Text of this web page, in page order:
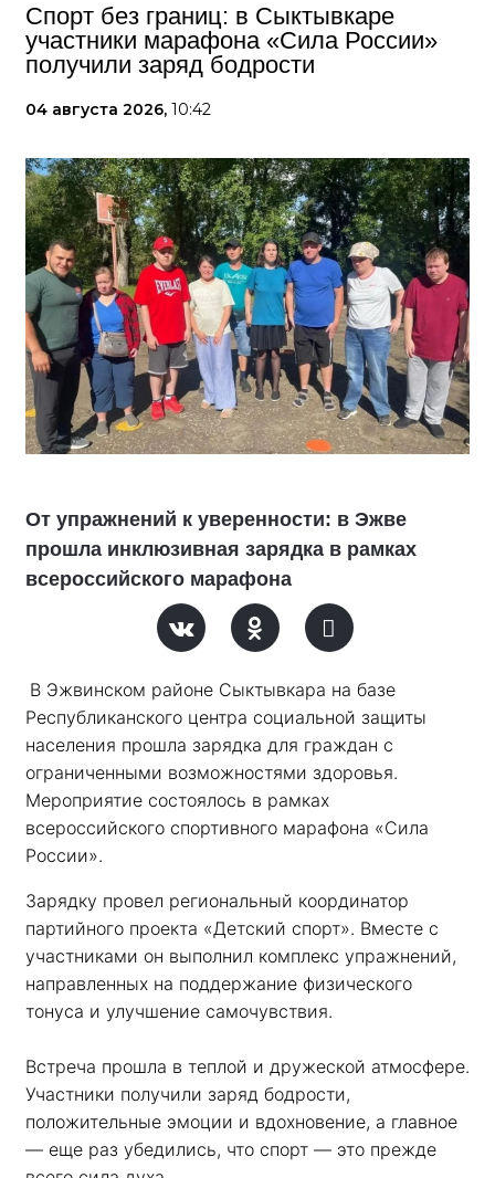
Спорт без границ: в Сыктывкаре
участники марафона «Сила России»
получили заряд бодрости
04 августа 2026, 10:42
От упражнений к уверенности: в Эжве
прошла инклюзивная зарядка в рамках
всероссийского марафона
В Эжвинском районе Сыктывкара на базе
Республиканского центра социальной защиты
населения прошла зарядка для граждан с
ограниченными возможностями здоровья.
Мероприятие состоялось в рамках
всероссийского спортивного марафона «Сила
России».
Зарядку провел региональный координатор
партийного проекта «Детский спорт». Вместе с
участниками он выполнил комплекс упражнений,
направленных на поддержание физического
тонуса и улучшение самочувствия.
Встреча прошла в теплой и дружеской атмосфере.
Участники получили заряд бодрости,
положительные эмоции и вдохновение, а главное
— еще раз убедились, что спорт — это прежде